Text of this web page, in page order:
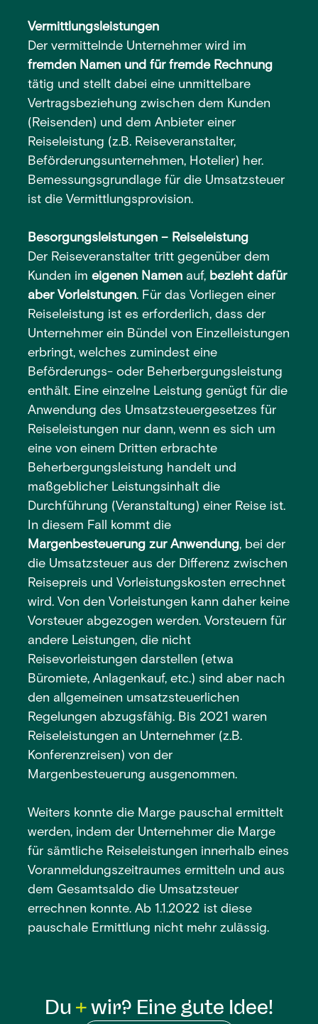
Vermittlungsleistungen
Der vermittelnde Unternehmer wird im
fremden Namen und für fremde Rechnung
tätig und stellt dabei eine unmittelbare
Vertragsbeziehung zwischen dem Kunden
(Reisenden) und dem Anbieter einer
Reiseleistung (z.B. Reiseveranstalter,
Beförderungsunternehmen, Hotelier) her.
Bemessungsgrundlage für die Umsatzsteuer
ist die Vermittlungsprovision.
Besorgungsleistungen – Reiseleistung
Der Reiseveranstalter tritt gegenüber dem
Kunden imeigenen Namen auf, bezieht dafür
aber Vorleistungen. Für das Vorliegen einer
Reiseleistung ist es erforderlich, dass der
Unternehmer ein Bündel von Einzelleistungen
erbringt, welches zumindest eine
Beförderungs- oder Beherbergungsleistung
enthält. Eine einzelne Leistung genügt für die
Anwendung des Umsatzsteuergesetzes für
Reiseleistungen nur dann, wenn es sich um
eine von einem Dritten erbrachte
Beherbergungsleistung handelt und
maßgeblicher Leistungsinhalt die
Durchführung (Veranstaltung) einer Reise ist.
In diesem Fall kommt die
Margenbesteuerung zur Anwendung, bei der
die Umsatzsteuer aus der Differenz zwischen
Reisepreis und Vorleistungskosten errechnet
wird. Von den Vorleistungen kann daher keine
Vorsteuer abgezogen werden. Vorsteuern für
andere Leistungen, die nicht
Reisevorleistungen darstellen (etwa
Büromiete, Anlagenkauf, etc.) sind aber nach
den allgemeinen umsatzsteuerlichen
Regelungen abzugsfähig. Bis 2021 waren
Reiseleistungen an Unternehmer (z.B.
Konferenzreisen) von der
Margenbesteuerung ausgenommen.
Weiters konnte die Marge pauschal ermittelt
werden, indem der Unternehmer die Marge
für sämtliche Reiseleistungen innerhalb eines
Voranmeldungszeitraumes ermitteln und aus
dem Gesamtsaldo die Umsatzsteuer
errechnen konnte. Ab 1.1.2022 ist diese
pauschale Ermittlung nicht mehr zulässig.
Du wir? Eine gute Idee!